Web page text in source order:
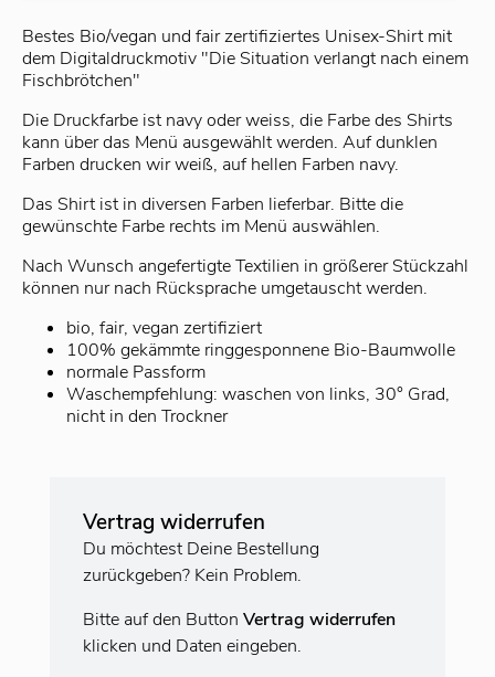
Bestes Bio/vegan und fair zertifiziertes Unisex-Shirt mit
dem Digitaldruckmotiv "Die Situation verlangt nach einem
Fischbrötchen"
Die Druckfarbe ist navy oder weiss, die Farbe des Shirts
kann über das Menü ausgewählt werden. Auf dunklen
Farben drucken wir weiß, auf hellen Farben navy.
Das Shirt ist in diversen Farben lieferbar. Bitte die
gewünschte Farbe rechts im Menü auswählen.
Nach Wunsch angefertigte Textilien in größerer Stückzahl
können nur nach Rücksprache umgetauscht werden.
bio, fair, vegan zertifiziert
100% gekämmte ringgesponnene Bio-Baumwolle
normale Passform
Waschempfehlung: waschen von links, 30° Grad,
nicht in den Trockner
Vertrag widerrufen
Du möchtest Deine Bestellung
zurückgeben? Kein Problem.
Bitte auf den Button Vertrag widerrufen
klicken und Daten eingeben.